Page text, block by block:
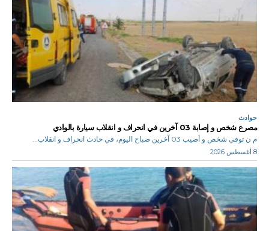
حوادث
مصرع شخص و إصابة 03 آخرين في انحراف و انقلاب سيارة بالوادي
م ن توفي شخص و أصيب 03 آخرين صباح اليوم، في حادث انحراف و انقلاب...
8 أغسطس 2026